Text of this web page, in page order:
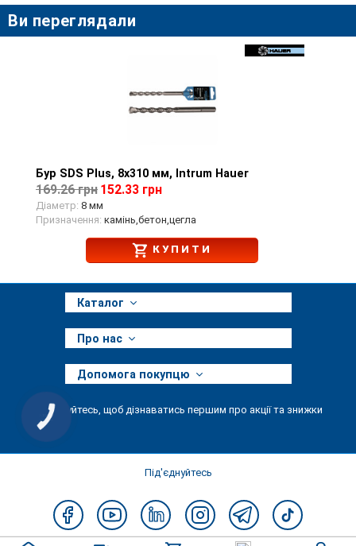
Ви переглядали
Перегляд товару
Бур SDS Plus, 8х310 мм, Intrum Hauer
169.26 грн 152.33 грн
Діаметр: 8 мм
Призначення: камінь,бетон,цегла
КУПИТИ
Каталог
Про нас
Допомога покупцю
Підписуйтесь, щоб дізнаватись першим про акції та знижки
Під'єднуйтесь
КНОПКА
ЗВ'ЯЗКУ